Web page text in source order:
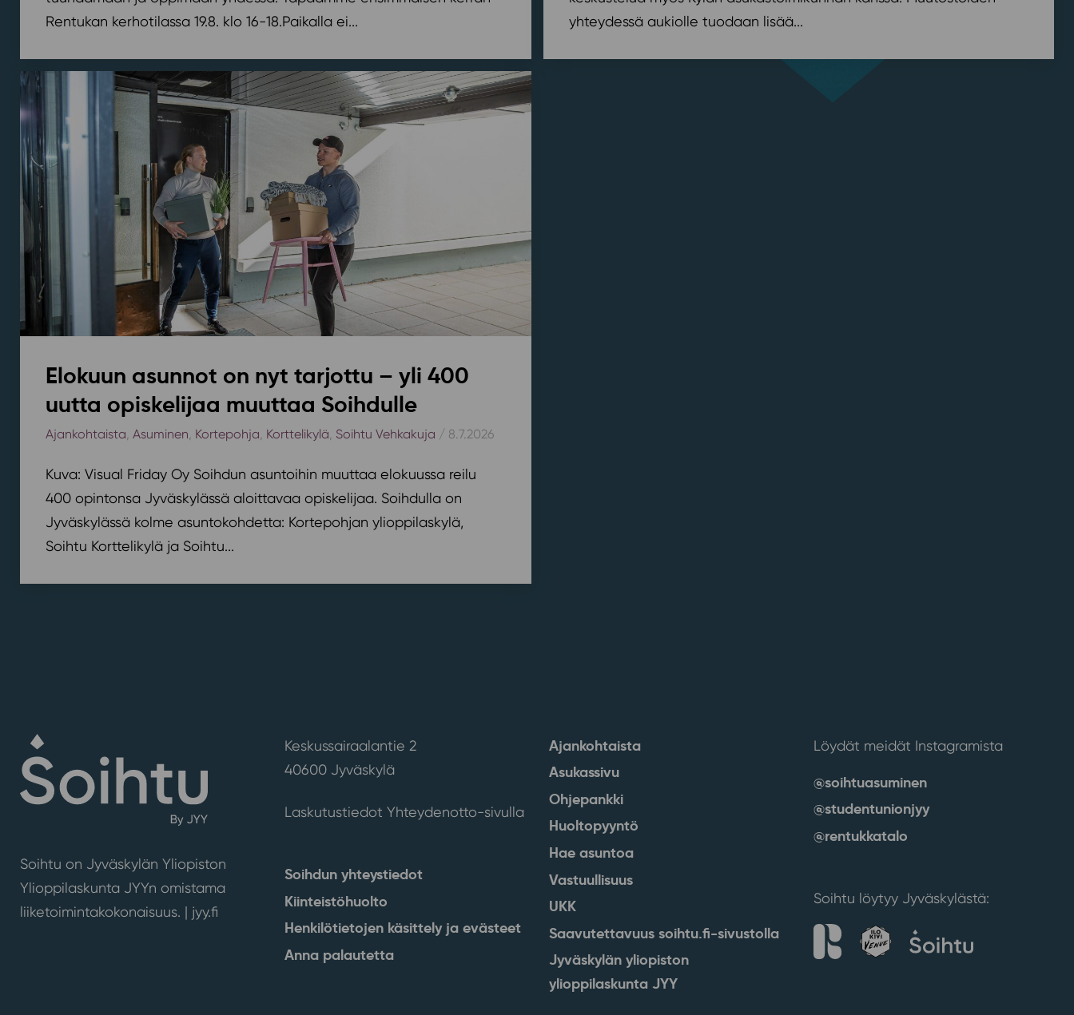
Rentukan kerhotilassa 19.8. klo 16-18.⁠⁠Paikalla ei...
yhteydessä aukiolle tuodaan lisää...
Elokuun asunnot on nyt tarjottu – yli 400
uutta opiskelijaa muuttaa Soihdulle
Ajankohtaista, Asuminen, Kortepohja, Korttelikylä, Soihtu Vehkakuja / 8.7.2026
Kuva: Visual Friday Oy Soihdun asuntoihin muuttaa elokuussa reilu
400 opintonsa Jyväskylässä aloittavaa opiskelijaa. Soihdulla on
Jyväskylässä kolme asuntokohdetta: Kortepohjan ylioppilaskylä,
Soihtu Korttelikylä ja Soihtu...
Soihtu on Jyväskylän Yliopiston
Ylioppilaskunta JYYn omistama
liiketoimintakokonaisuus. | jyy.fi
Keskussairaalantie 2
40600 Jyväskylä
Laskutustiedot Yhteydenotto-sivulla
Soihdun yhteystiedot
Kiinteistöhuolto
Henkilötietojen käsittely ja evästeet
Anna palautetta
Ajankohtaista
Asukassivu
Ohjepankki
Huoltopyyntö
Hae asuntoa
Vastuullisuus
UKK
Saavutettavuus soihtu.fi-sivustolla
Jyväskylän yliopiston
ylioppilaskunta JYY
Löydät meidät Instagramista
@soihtuasuminen
@studentunionjyy
@rentukkatalo
Soihtu löytyy Jyväskylästä: